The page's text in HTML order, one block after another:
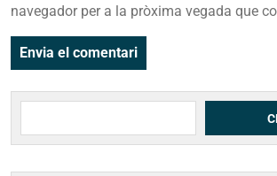
navegador per a la pròxima vegada que
Cerca